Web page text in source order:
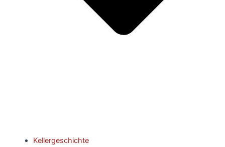
Kellergeschichte